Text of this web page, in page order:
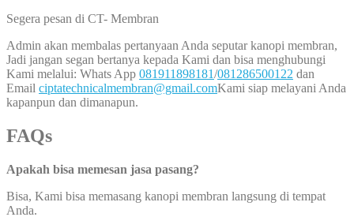
Segera pesan di CT- Membran
Admin akan membalas pertanyaan Anda seputar kanopi membran,
Jadi jangan segan bertanya kepada Kami dan bisa menghubungi
Kami melalui: Whats App 081911898181/081286500122 dan
Email ciptatechnicalmembran@gmail.comKami siap melayani Anda
kapanpun dan dimanapun.
FAQs
Apakah bisa memesan jasa pasang?
Bisa, Kami bisa memasang kanopi membran langsung di tempat
Anda.